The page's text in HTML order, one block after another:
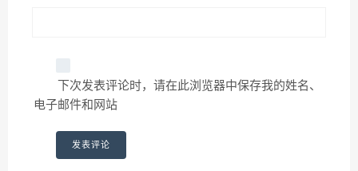
下次发表评论时，请在此浏览器中保存我的姓名、
电子邮件和网站